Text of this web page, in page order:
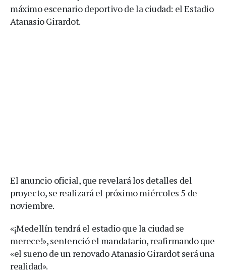
máximo escenario deportivo de la ciudad: el Estadio
Atanasio Girardot.
El anuncio oficial, que revelará los detalles del
proyecto, se realizará el próximo miércoles 5 de
noviembre.
«¡Medellín tendrá el estadio que la ciudad se
merece!», sentenció el mandatario, reafirmando que
«el sueño de un renovado Atanasio Girardot será una
realidad».